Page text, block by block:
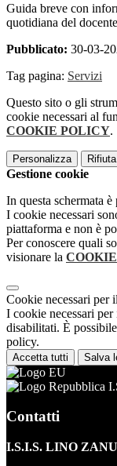
Guida breve con
quotidiana del docente
Pubblicato: 30-03-
Tag pagina: Servizi
Questo sito o gli
cookie necessari al
COOKIE POLICY.
Personalizza
Gestione cookie
In questa schermata
I cookie necessari
piattaforma e non è
Per conoscere quali
visionare la
Cookie necessari per
I cookie necessari
disabilitati. È
policy.
Accetta tutti Salva
Contatti
I.S.I.S. LINO